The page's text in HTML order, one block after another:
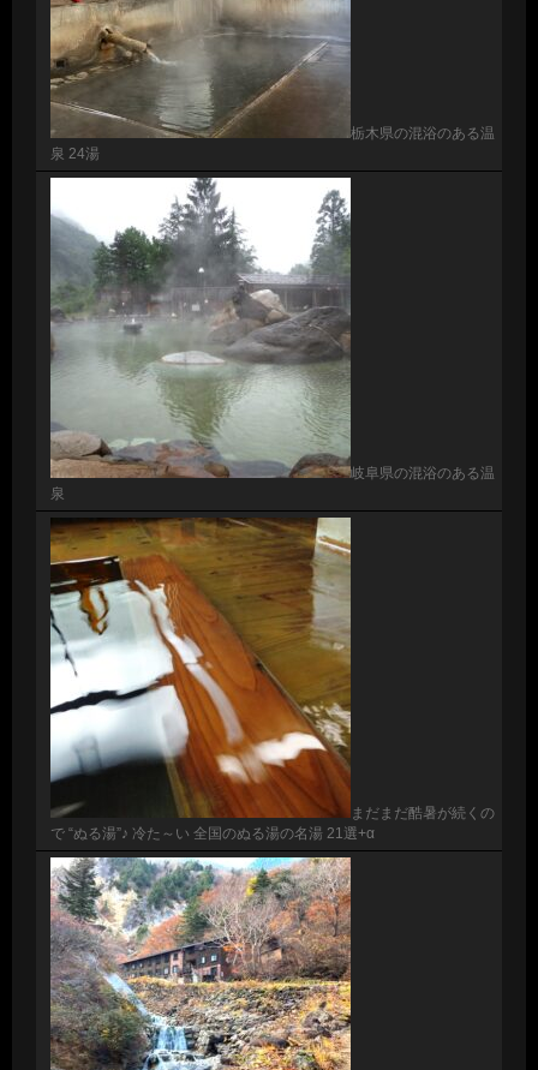
栃木県の混浴のある温
泉 24湯
岐阜県の混浴のある温
泉
まだまだ酷暑が続くの
で “ぬる湯”♪ 冷た～い 全国のぬる湯の名湯 21選+α